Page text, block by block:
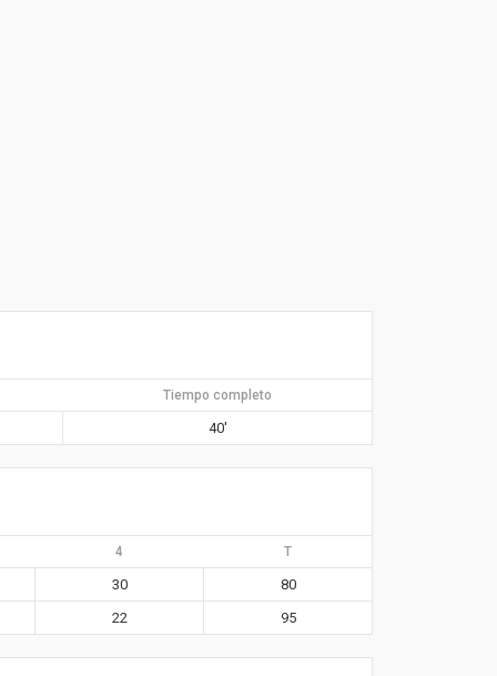
Tiempo completo
40′
4 T
30
80
22 95